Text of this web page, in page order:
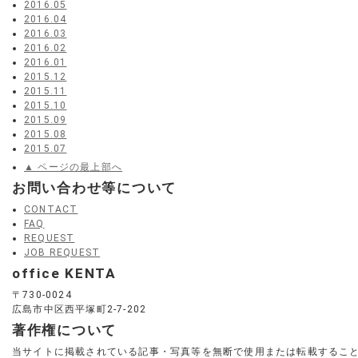
2016.05
2016.04
2016.03
2016.02
2016.01
2015.12
2015.11
2015.10
2015.09
2015.08
2015.07
▲ ページの最上部へ
お問い合わせ等について
CONTACT
FAQ
REQUEST
JOB REQUEST
office KENTA
〒730-0024
広島市中区西平塚町2-7-202
著作権について
当サイトに掲載されている記事・写真等を無断で使用または転載するこ